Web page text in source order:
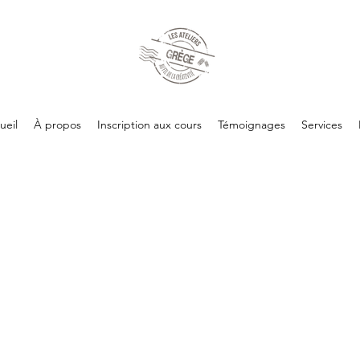
À propos Inscription aux cours Témoignages Services